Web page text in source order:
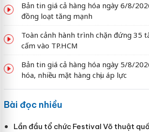
Bản tin giá cả hàng hóa ngày 6/8/
đồng loạt tăng mạnh
Toàn cảnh hành trình chặn đứng 35
cấm vào TP.HCM
Bản tin giá cả hàng hóa ngày 5/8/
hóa, nhiều mặt hàng chịu áp lực
Bài đọc nhiều
Lần đầu tổ chức Festival Võ thuật